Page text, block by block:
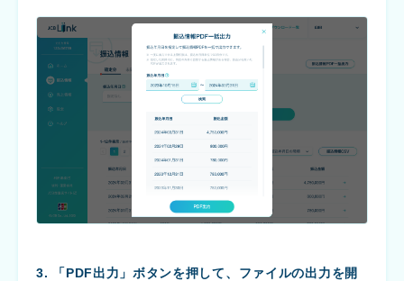
3. 「PDF出力」ボタンを押して、ファイルの出力を開